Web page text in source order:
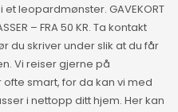
leopardmønster. GAVEKORT
– FRA 50 KR. Ta kontakt
du skriver under slik at du får
Vi reiser gjerne på
smart, for da kan vi med
i nettopp ditt hjem. Her kan